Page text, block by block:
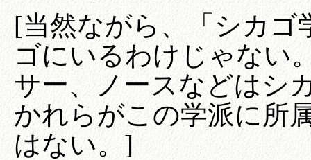
[当然ながら、「シカゴ
ゴにいるわけじゃない
サー、ノースなどはシ
かれらがこの学派に所
はない。]